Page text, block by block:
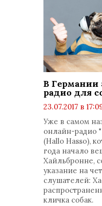
В Германии
радио для
23.07.2017 в
Уже в самом
онлайн-радио
(Hallo Hasso),
года начало
Хайльбронне,
указание на
слушателей:
кличка собак.